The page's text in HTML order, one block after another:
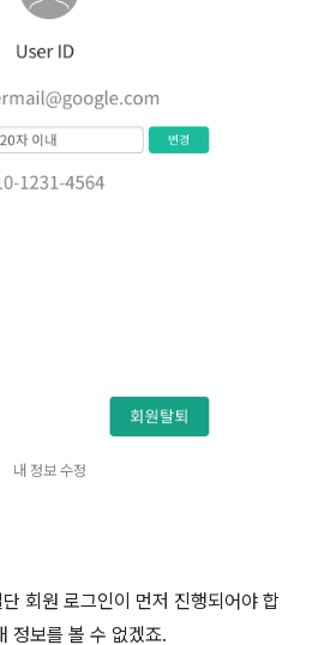
내 정보 수정
회원 로그인이 먼저 진행되어야 합
정보를 볼 수 없겠죠.